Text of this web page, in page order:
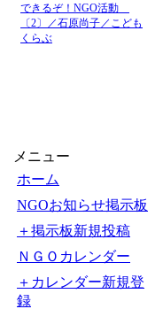
できるぞ！NGO活動
〔2〕／石原尚子／こども
くらぶ
メニュー
ホーム
NGOお知らせ掲示板
＋掲示板新規投稿
ＮＧＯカレンダー
＋カレンダー新規登
録